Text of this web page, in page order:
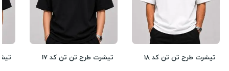
تیشرت طرح تن تن کد 18 تیشرت طرح تن تن کد 17